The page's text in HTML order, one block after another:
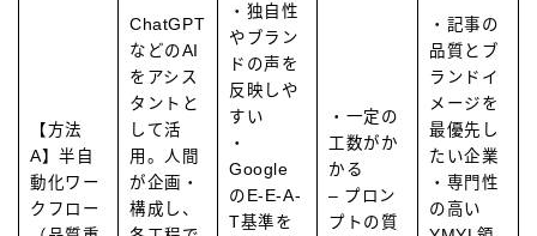
【方法
A】半自
動化ワー
クフロー
ChatGPT
などのAI
をアシス
タントと
して活
用。人間
が企画・
構成し、
・独自性
やブラン
ドの声を
反映しや
すい
・
Google
のE-E-A-
T基準を
・一定の
工数がか
かる
– プロン
プトの質
・記事の
品質とブ
ランドイ
メージを
最優先し
たい企業
・専門性
の高い